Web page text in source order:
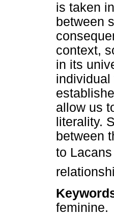
is taken
between
context,
in its
individual
allow us
literality.
between
to
feminine.